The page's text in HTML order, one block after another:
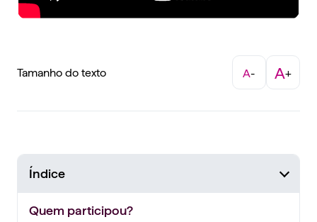
Tamanho do texto A- A+
Índice
Quem participou?